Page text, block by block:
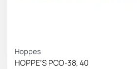
Hoppes
HOPPE’S PCO-38, 40